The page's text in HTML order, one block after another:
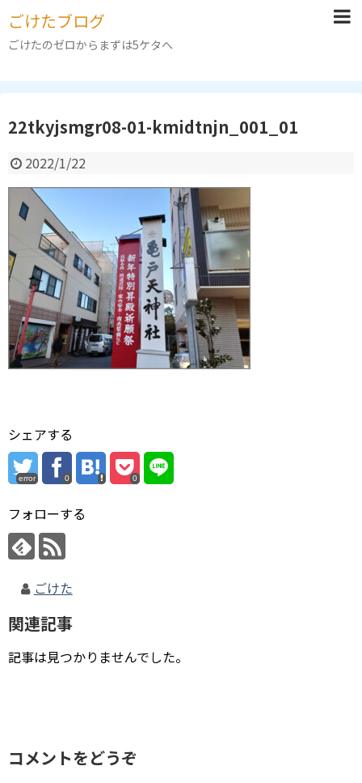
ごけたブログ
ごけたのゼロからまずは5ケタへ
22tkyjsmgr08-01-kmidtnjn_001_01
2022/1/22
シェアする
error 0 0
フォローする
ごけた
関連記事
記事は見つかりませんでした。
コメントをどうぞ